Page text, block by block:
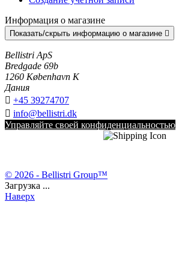
Информация о магазине
Показать/скрыть информацию о магазине 
Bellistri ApS
Bredgade 69b
1260 København K
Дания
 +45 39274707
 info@bellistri.dk
Управляйте своей конфиденциальностью
© 2026 - Bellistri Group™
Загрузка ...
Наверх